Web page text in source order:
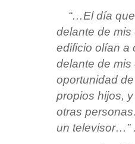
“…El día que
delante de
edificio olían a
delante de mis
oportunidad
propios hijos,
otras
un televisor…” .